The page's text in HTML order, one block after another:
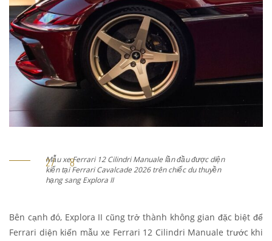
Mẫu xe Ferrari 12 Cilindri Manuale lần đầu được diện
kiến tại Ferrari Cavalcade 2026 trên chiếc du thuyền
hạng sang Explora II
Bên cạnh đó, Explora II cũng trở thành không gian đặc biệt để
Ferrari diện kiến mẫu xe Ferrari 12 Cilindri Manuale trước khi